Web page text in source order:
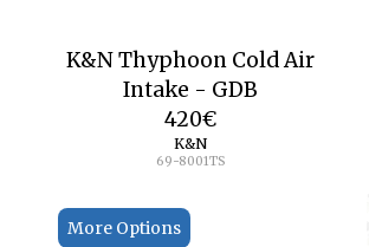
K&N Thyphoon Cold Air
Intake - GDB
420€
K&N
69-8001TS
More Options